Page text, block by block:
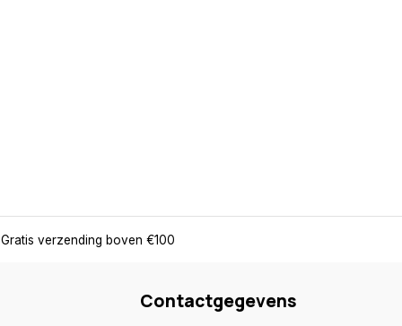
Gratis verzending boven €100
Contactgegevens